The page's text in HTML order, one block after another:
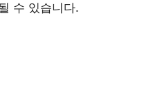
수 있습니다.